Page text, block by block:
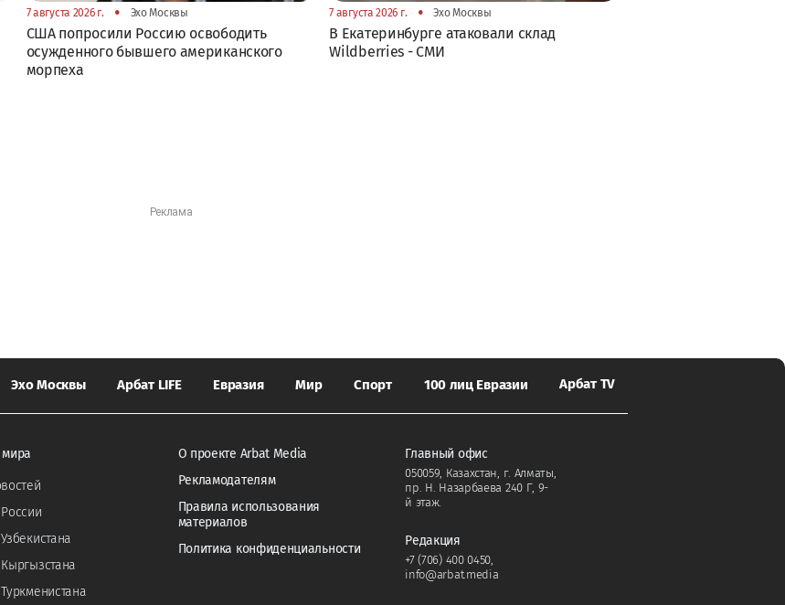
7 августа 2026 г. • Эхо Москвы
США попросили Россию освободить
осужденного бывшего американского
морпеха
7 августа 2026 г. • Эхо Москвы
В Екатеринбурге атаковали склад
Wildberries - СМИ
Эхо Москвы Арбат LIFE Евразия Мир Спорт 100 лиц Евразии Арбат TV
О проекте Arbat Media
Рекламодателям
Правила использования
материалов
Политика конфиденциальности
Главный офис
050059, Казахстан, г. Алматы,
пр. Н. Назарбаева 240 Г, 9-
й этаж.
Редакция
+7 (706) 400 0450
info@arbat.media